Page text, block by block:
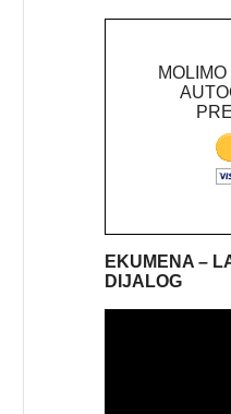
EKUMENA –
DIJALOG